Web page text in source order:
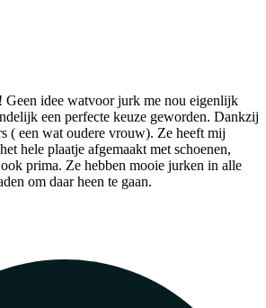
Geen idee watvoor jurk me nou eigenlijk
een perfecte keuze geworden. Dankzij
( een wat oudere vrouw). Ze heeft mij
hele plaatje afgemaakt met schoenen,
prima. Ze hebben mooie jurken in alle
om daar heen te gaan.